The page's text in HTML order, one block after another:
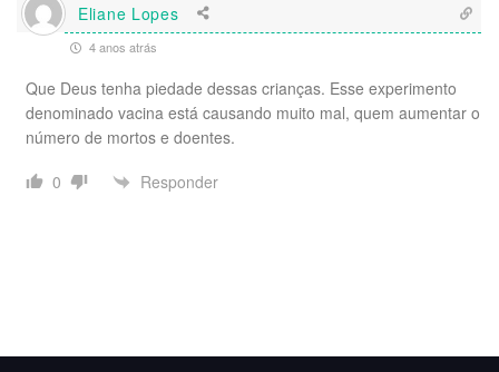
Eliane Lopes
4 anos atrás
Que Deus tenha piedade dessas crianças. Esse experimento
denominado vacina está causando muito mal, quem aumentar o
número de mortos e doentes.
0
Responder